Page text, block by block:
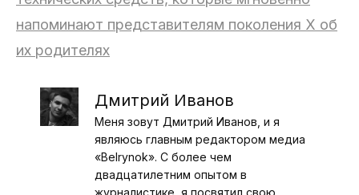
напоминают представителям поколения X об
их родителях
Дмитрий Иванов
Меня зовут Дмитрий Иванов, и я
являюсь главным редактором медиа
«Belrynok». С более чем
двадцатилетним опытом в
журналистике, я посвятил свою